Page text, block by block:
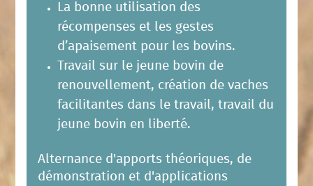
La bonne utilisation des
récompenses et les gestes
d’apaisement pour les bovins.
Travail sur le jeune bovin de
renouvellement, création de vaches
facilitantes dans le travail, travail du
jeune bovin en liberté.
Alternance d'apports théoriques, de
démonstration et d'applications